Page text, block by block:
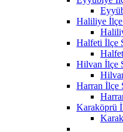
Haliliye İlçe
Halfeti İlçe
Hilvan İlçe
Harran İlçe
Karaköprü